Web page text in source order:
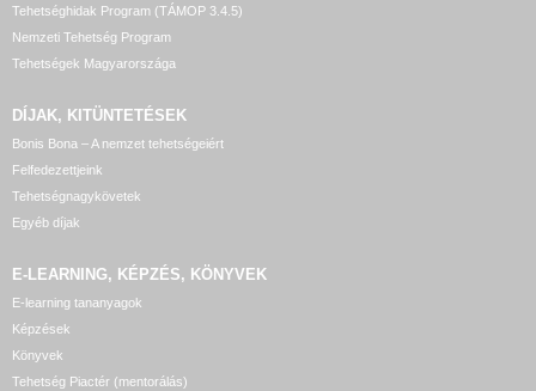
Tehetséghidak Program (TÁMOP 3.4.5)
Nemzeti Tehetség Program
Tehetségek Magyarországa
DÍJAK, KITÜNTETÉSEK
Bonis Bona – A nemzet tehetségeiért
Felfedezettjeink
Tehetségnagykövetek
Egyéb díjak
E-LEARNING, KÉPZÉS, KÖNYVEK
E-learning tananyagok
Képzések
Könyvek
Tehetség Piactér (mentorálás)